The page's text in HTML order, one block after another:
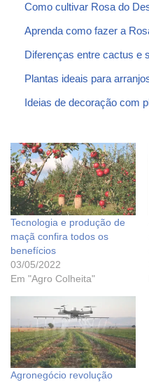
Como cultivar Rosa do
Aprenda como fazer a
Diferenças entre cactus e
Plantas ideais para
Ideias de decoração com
Tecnologia e produção de
maçã confira todos os
benefícios
03/05/2022
Em "Agro Colheita"
Agronegócio revolução